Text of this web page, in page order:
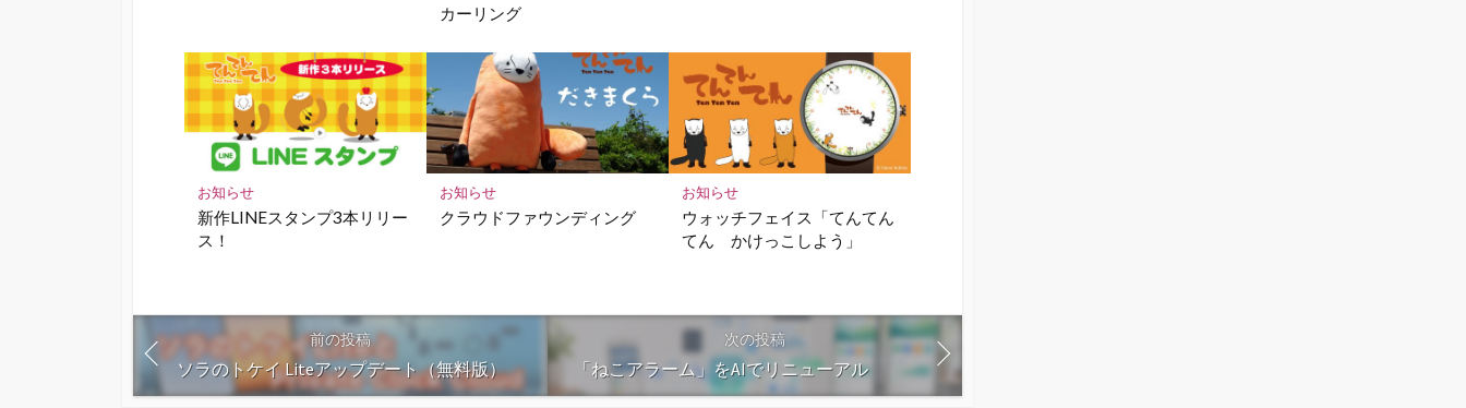
カーリング
お知らせ
新作LINEスタンプ3本リリー
ス！
お知らせ
クラウドファウンディング
お知らせ
ウォッチフェイス「てんてん
てん かけっこしよう」
前の投稿
ソラのトケイ Liteアップデート（無料版）
次の投稿
「ねこアラーム」をAIでリニューアル